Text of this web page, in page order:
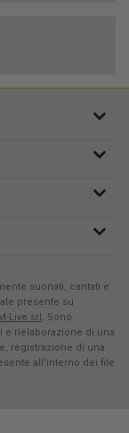
suonati, cantati e
presente su
M-Live srl . Sono
e rielaborazione di una
registrazione di una
all'interno dei file